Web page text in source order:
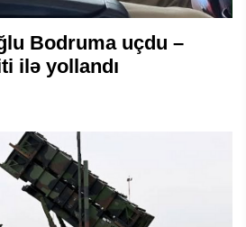
Bodruma uçdu –
ilə yollandı